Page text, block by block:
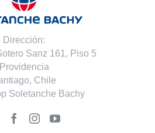
Dirección:
Sanz 161, Piso 5
Providencia
Chile
Soletanche Bachy